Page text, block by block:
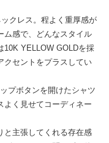
クレス。程よく重厚感が
ム感で、どんなスタイル
10K YELLOW GOLDを採
クセントをプラスしてい
プボタンを開けたシャツ
よく見せてコーディネー
と主張してくれる存在感